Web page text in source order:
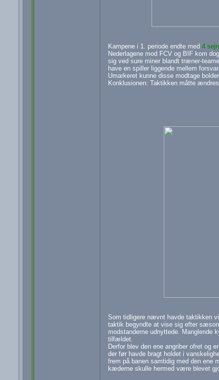
Kampene i 1. periode endte med 4
Nederlagene mod FCV og BIF kom
sig ved sure miner blandt træner-
have en spiller liggende mellem
Umarkeret kunne disse modtage
Konklusionen: Taktikken måtte
Som tidligere nævnt havde taktikken
taktik begyndte at vise sig efter
modstanderne udnyttede. Manglende
tilfældet.
Derfor blev den ene angriber ofret og
der før havde bragt holdet i
frem på banen samtidig med den ene
kæderne skulle hermed være blevet